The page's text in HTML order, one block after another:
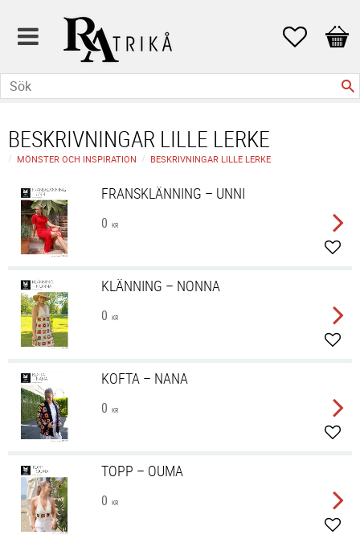
Favoriter
BESKRIVNINGAR LILLE LERKE
MÖNSTER OCH INSPIRATION BESKRIVNINGAR LILLE LERKE
FRANSKLÄNNING – UNNI
0 KR
KLÄNNING – NONNA
0 KR
KOFTA – NANA
0 KR
TOPP – OUMA
0 KR